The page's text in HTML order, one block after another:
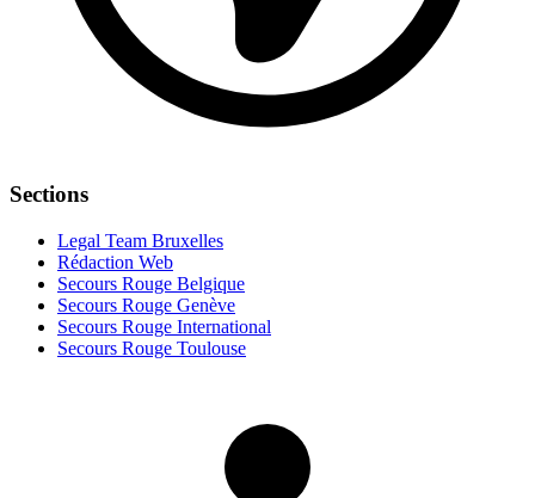
Sections
Legal Team Bruxelles
Rédaction Web
Secours Rouge Belgique
Secours Rouge Genève
Secours Rouge International
Secours Rouge Toulouse